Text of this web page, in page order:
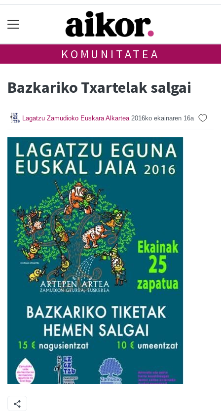
KOMUNITATEA
Bazkariko Txartelak salgai
Lagatzu Zamudioko Euskara Alkartea 2016ko ekainaren 16a